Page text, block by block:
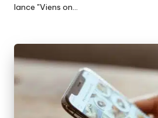
lance "Viens on…